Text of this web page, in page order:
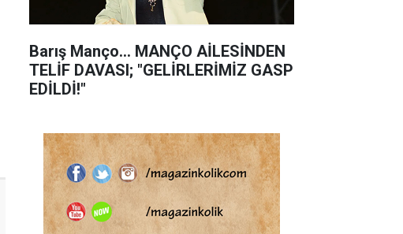
Barış Manço... MANÇO AİLESİNDEN
TELİF DAVASI; "GELİRLERİMİZ GASP
EDİLDİ!"